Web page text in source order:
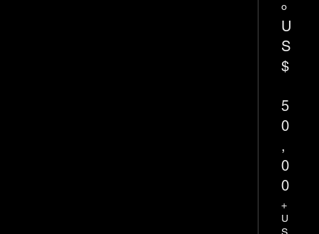
o
U
S
$
5
0
,
0
0
+
U